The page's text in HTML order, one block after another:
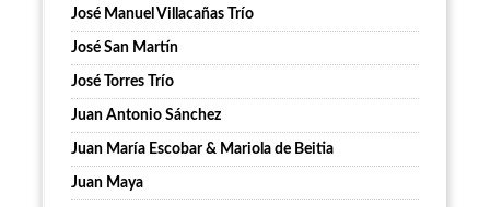
José Manuel Villacañas Trío
José San Martín
José Torres Trío
Juan Antonio Sánchez
Juan María Escobar & Mariola de Beitia
Juan Maya